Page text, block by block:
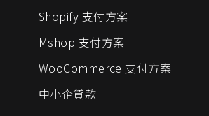
Shopify 支付方案
Mshop 支付方案
WooCommerce 支付方案
中小企貸款